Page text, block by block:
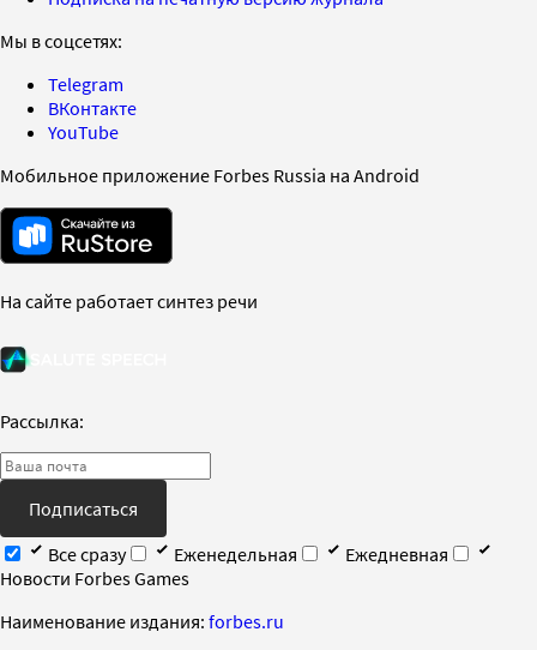
Мы в соцсетях:
Telegram
ВКонтакте
YouTube
Мобильное приложение Forbes Russia на Android
На сайте работает синтез речи
Рассылка:
Подписаться
Все сразу
Еженедельная
Ежедневная
Новости Forbes Games
Наименование издания: forbes.ru